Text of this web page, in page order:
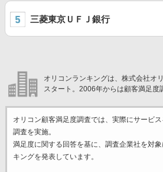
三菱東京ＵＦＪ銀行
オリコンランキングは、株式会社オ
スタート。2006年からは顧客満足度
オリコン顧客満足度調査では、実際にサービ
調査を実施。
満足度に関する回答を基に、調査企業社を対象
キングを発表しています。